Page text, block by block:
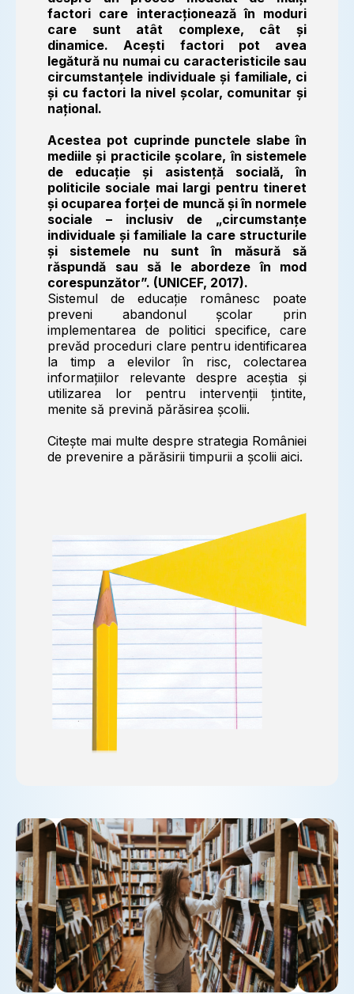
factori care interacționează în moduri
care sunt atât complexe, cât și
dinamice. Acești factori pot avea
legătură nu numai cu caracteristicile sau
circumstanțele individuale și familiale, ci
și cu factori la nivel școlar, comunitar și
național.
Acestea pot cuprinde punctele slabe în
mediile și practicile școlare, în sistemele
de educație și asistență socială, în
politicile sociale mai largi pentru tineret
și ocuparea forței de muncă și în normele
sociale – inclusiv de „circumstanțe
individuale și familiale la care structurile
și sistemele nu sunt în măsură să
răspundă sau să le abordeze în mod
corespunzător”. (UNICEF, 2017).
Sistemul de educație românesc poate
preveni abandonul școlar prin
implementarea de politici specifice, care
prevăd proceduri clare pentru identificarea
la timp a elevilor în risc, colectarea
informațiilor relevante despre aceștia și
utilizarea lor pentru intervenții țintite,
menite să prevină părăsirea școlii.
Citește mai multe despre strategia României
de prevenire a părăsirii timpurii a școlii aici.